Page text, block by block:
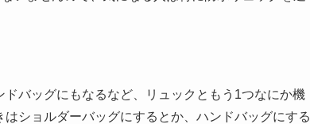
バッグにもなるなど、リュックともう1つなにか機
ショルダーバッグにするとか、ハンドバッグにする